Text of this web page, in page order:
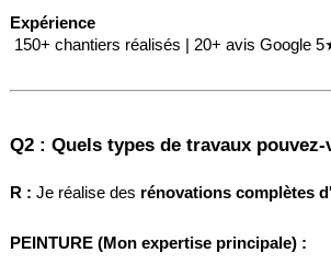
150+ chantiers réalisés | 20+ avis Google
Q2 : Quels types de travaux
R : Je réalise des rénovations complètes
PEINTURE (Mon expertise principale) :